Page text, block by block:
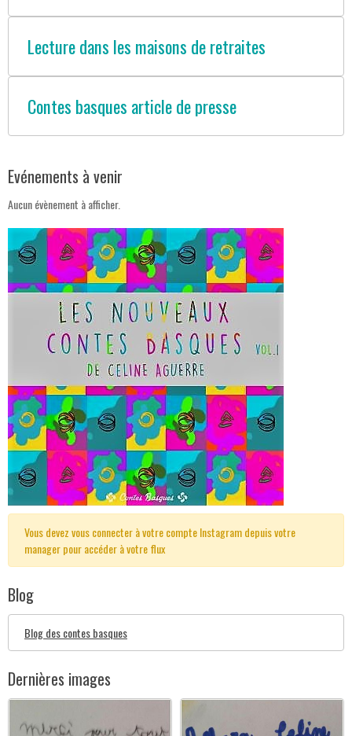
Lecture dans les maisons de retraites
Contes basques article de presse
Evénements à venir
Aucun évènement à afficher.
Vous devez vous connecter à votre compte Instagram depuis votre
manager pour accéder à votre flux
Blog
Blog des contes basques
Dernières images